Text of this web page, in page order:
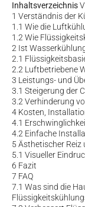
Inhaltsverzeichnis
1 Verständnis der
1.1 Wie die
1.2Wie
2 Ist
2.1
2.2 Luftbetriebene
3 Leistungs- und
3.1 Steigerung der
3.2Verhinderung
4 Kosten,
4.1
4.2 Einfache
5 Ästhetischer
5.1 Visueller
6 Fazit
7 FAQ
7.1 Was sind die